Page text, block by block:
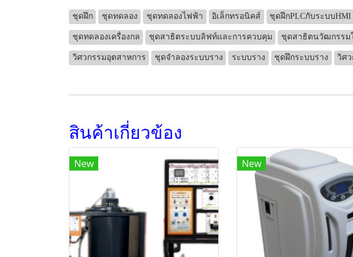
ชุดฝึก ชุดทดลอง ชุดทดลองไฟฟ้า อิเล็กทรอนิคส์ ชุดฝึกPLCกับระบบHMI
ชุดทดลองเครื่องกล ชุดสาธิตระบบลิฟท์และการควบคุม ชุดสาธิตนวัฒกรรม
วิศวกรรมอุตสาหการ ชุดจำลองระบบราง ระบบราง ชุดฝึกระบบราง วิศ
สินค้าเกี่ยวข้อง
New New